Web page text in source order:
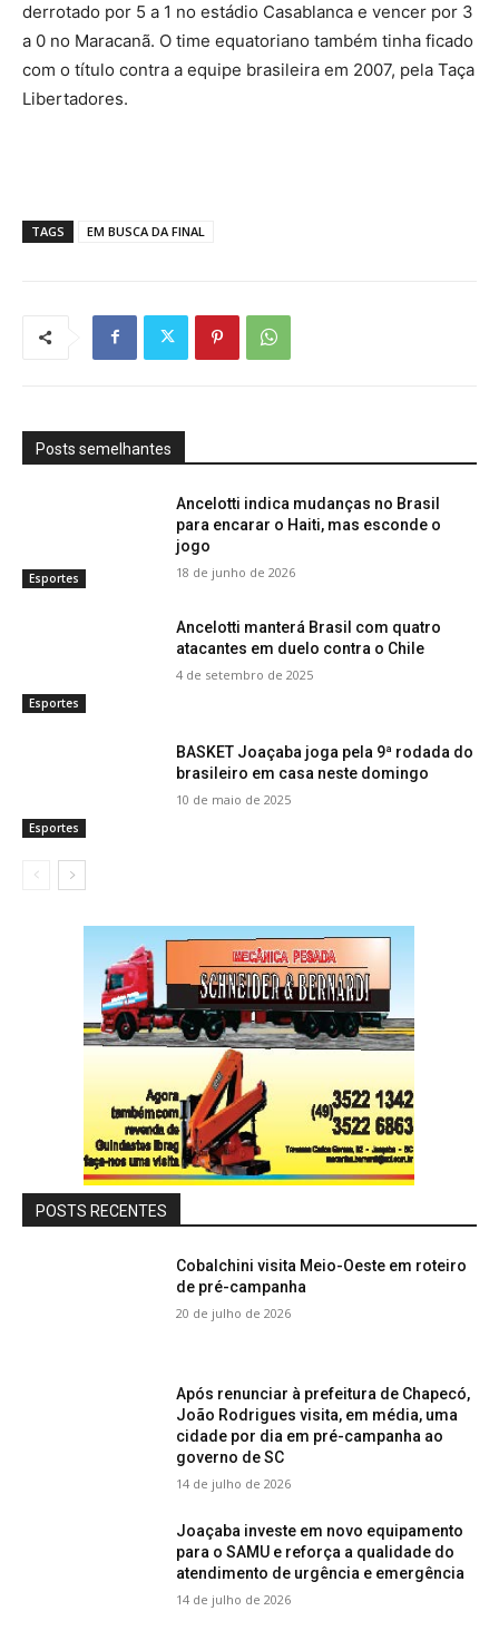
derrotado por 5 a 1 no estádio Casablanca e vencer por 3
a 0 no Maracanã. O time equatoriano também tinha ficado
com o título contra a equipe brasileira em 2007, pela Taça
Libertadores.
TAGS EM BUSCA DA FINAL
Posts semelhantes
Esportes
Ancelotti indica mudanças no Brasil
para encarar o Haiti, mas esconde o
jogo
18 de junho de 2026
Esportes
Ancelotti manterá Brasil com quatro
atacantes em duelo contra o Chile
4 de setembro de 2025
Esportes
BASKET Joaçaba joga pela 9ª rodada do
brasileiro em casa neste domingo
10 de maio de 2025
POSTS RECENTES
Cobalchini visita Meio-Oeste em roteiro
de pré-campanha
20 de julho de 2026
Após renunciar à prefeitura de Chapecó,
João Rodrigues visita, em média, uma
cidade por dia em pré-campanha ao
governo de SC
14 de julho de 2026
Joaçaba investe em novo equipamento
para o SAMU e reforça a qualidade do
atendimento de urgência e emergência
14 de julho de 2026